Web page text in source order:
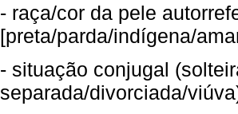
- raça/cor da pele
[preta/parda/indígena/
- situação conjugal
separada/divorciada/